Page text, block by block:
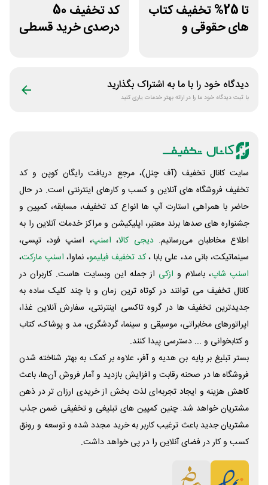
تا 25% تخفیف کتاب
های حقوقی و
کد تخفیف 50
درصدی خرید قسطی
دیدگاه خود را با ما به اشتراک بگذارید
با ثبت دیدگاه خود ما را در ارائه بهتر خدمات یاری کنید
سایت کانال تخفیف (آف چنل)، مرجع دریافت رایگان کوپن و کد
تخفیف فروشگاه های آنلاین و کسب و‌ کارهای اینترنتی است. در حال
حاضر با همراهی استارت آپ ها انواع کد تخفیف، مسابقه، کمپین و
جشنواره های صدها برند معتبر، اپلیکیشن و مراکز خدمات آنلاین را به
اطلاع مخاطبان می‌رسانیم. دیجی کالا، اسنپ، اسنپ فود، تپسی،
سینماتیکت، بانی مد، علی‌ بابا ،کد تخفیف فیلیمو، نماوا، اسنپ مارکت،
اسنپ شاپ، باسلام و ازکی از جمله این وبسایت ‌هاست. کاربران در
کانال تخفیف می توانند در کوتاه ترین زمان و با چند کلیک ساده به
جدیدترین تخفیف ها در گروه تاکسی اینترنتی، سفارش آنلاین غذا،
اپراتورهای مخابراتی، موسیقی و سینما، گردشگری، مد و پوشاک، کتاب
و کتابخوانی و ... دسترسی پیدا کنند.
بستر تبلیغ بر پایه بن هدیه و آفر، علاوه بر کمک به بهتر شناخته شدن
فروشگاه ها در صحنه رقابت و افزایش بازدید و آمار فروش آن‌ها، باعث
کاهش هزینه و ایجاد تجربه‌ای لذت بخش از خریدی ارزان تر در ذهن
مشتریان خواهد شد. چنین کمپین های تبلیغی و تخفیفی ضمن جذب
مشتریان جدید باعث ترغیب کاربر به خرید مجدد شده و توسعه و رونق
کسب و کار در فضای آنلاین را در پی خواهد داشت.